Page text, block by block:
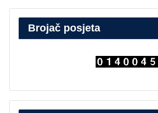
Brojač posjeta